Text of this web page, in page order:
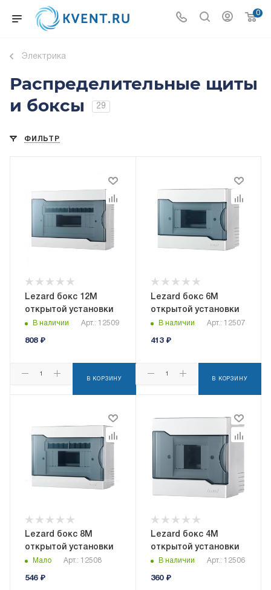
0
Электрика
Распределительные щиты
и боксы
29
ФИЛЬТР
Lezard бокс 12М
открытой установки
В наличии Арт.: 12509
808₽
В КОРЗИНУ
Lezard бокс 6М
открытой установки
В наличии Арт.: 12507
413₽
В КОРЗИНУ
Lezard бокс 8М
открытой установки
Мало Арт.: 12508
546₽
Lezard бокс 4М
открытой установки
В наличии Арт.: 12506
360₽